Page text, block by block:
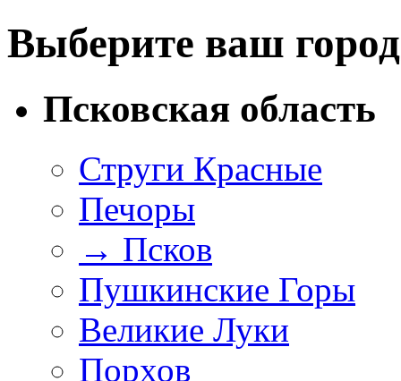
Выберите ваш город
Псковская область
Струги Красные
Печоры
→ Псков
Пушкинские Горы
Великие Луки
Порхов